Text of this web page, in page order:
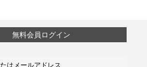
無料会員ログイン
はメールアドレス